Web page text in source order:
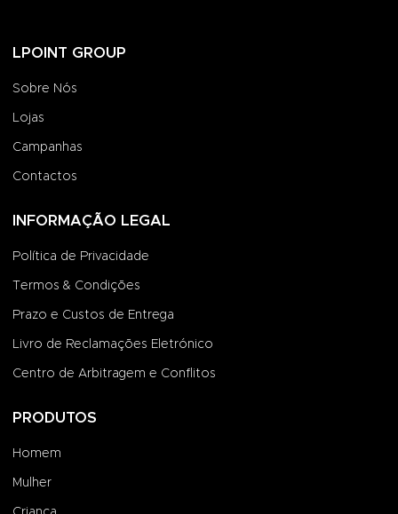
LPOINT GROUP
Sobre Nós
Lojas
Campanhas
Contactos
INFORMAÇÃO LEGAL
Política de Privacidade
Termos & Condições
Prazo e Custos de Entrega
Livro de Reclamações Eletrónico
Centro de Arbitragem e Conflitos
PRODUTOS
Homem
Mulher